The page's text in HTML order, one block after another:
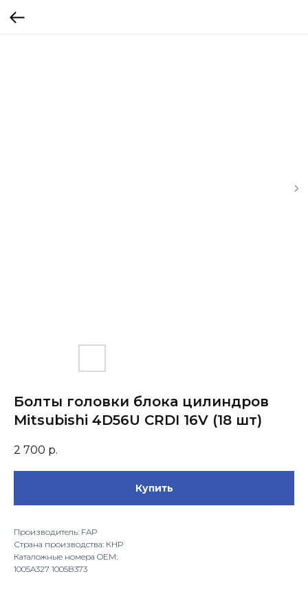
Болты головки блока цилиндров
Mitsubishi 4D56U CRDI 16V (18 шт)
2 700 р.
Купить
Производитель: FAP
Страна производства: КНР
Каталожные номера OEM:
1005A327 1005B373